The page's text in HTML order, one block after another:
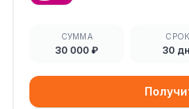
СУММА
30 000 ₽
СРОК
30